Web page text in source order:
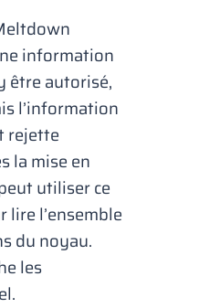
information
être autorisé,
l’information
rejette
la mise en
utiliser ce
lire l’ensemble
du noyau.
les